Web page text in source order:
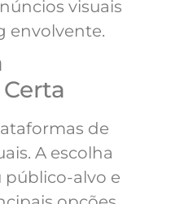
visuais
envolvente.
de
A escolha
público-alvo e